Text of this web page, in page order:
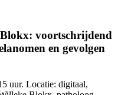
voortschrijdend
en gevolgen
uur. Locatie: digitaal,